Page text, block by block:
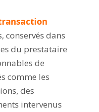
conservés dans
du prestataire
de
comme les
des
intervenus